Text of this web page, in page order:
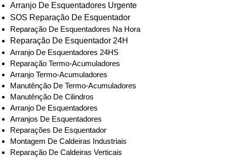
Arranjo De Esquentadores Urgente
SOS Reparação De Esquentador
Reparação De Esquentadores Na Hora
Reparação De Esquentador 24H
Arranjo De Esquentadores 24HS
Reparação Termo-Acumuladores
Arranjo Termo-Acumuladores
Manutênção De Termo-Acumuladores
Manutênção De Cilindros
Arranjo De Esquentadores
Arranjos De Esquentadores
Reparações De Esquentador
Montagem De Caldeiras Industriais
Reparação De Caldeiras Verticais